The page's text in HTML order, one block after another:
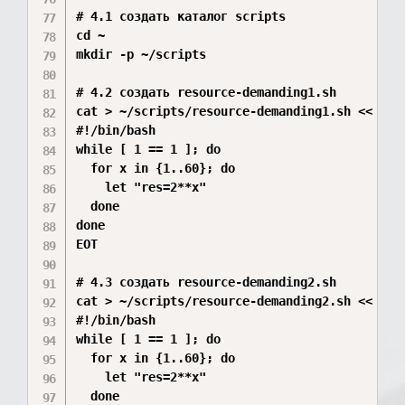
# 4.1 создать каталог scripts
cd ~
mkdir -p ~/scripts
# 4.2 создать resource-demanding1.sh
cat > ~/scripts/resource-demanding1.sh <<
#!/bin/bash
while [ 1 == 1 ]; do
  for x in {1..60}; do
    let "res=2**x"
  done
done
EOT
# 4.3 создать resource-demanding2.sh
cat > ~/scripts/resource-demanding2.sh <<
#!/bin/bash
while [ 1 == 1 ]; do
  for x in {1..60}; do
    let "res=2**x"
  done